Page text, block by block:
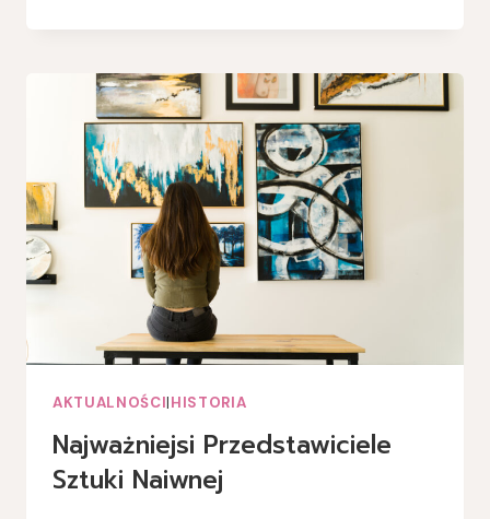
STYLE
SZTUCE
NAIWNEJ
AKTUALNOŚCI|HISTORIA
Najważniejsi Przedstawiciele
Sztuki Naiwnej